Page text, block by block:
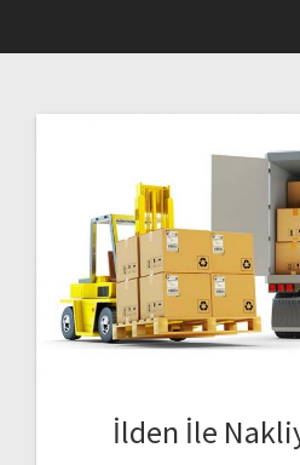
İlden İle